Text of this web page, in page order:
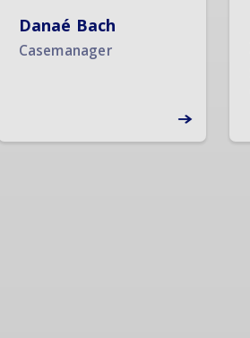
Danaé Bach
Casemanager